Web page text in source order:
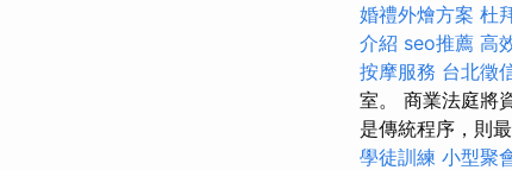
婚禮外燴方案 杜
介紹 seo推薦 高
按摩服務 台北徵
室。 商業法庭將
是傳統程序，則
學徒訓練 小型聚